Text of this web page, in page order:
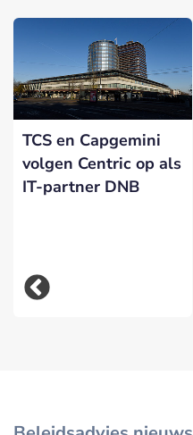
TCS en Capgemini
volgen Centric op als
IT-partner DNB